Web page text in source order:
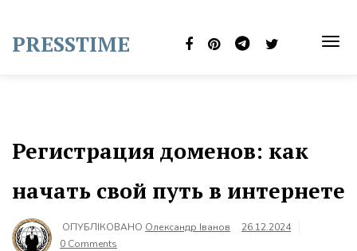
content
PRESSTIME
Регистрация доменов: как
начать свой путь в интернете
ОПУБЛІКОВАНО Олександр Іванов
26.12.2024
0 Comments